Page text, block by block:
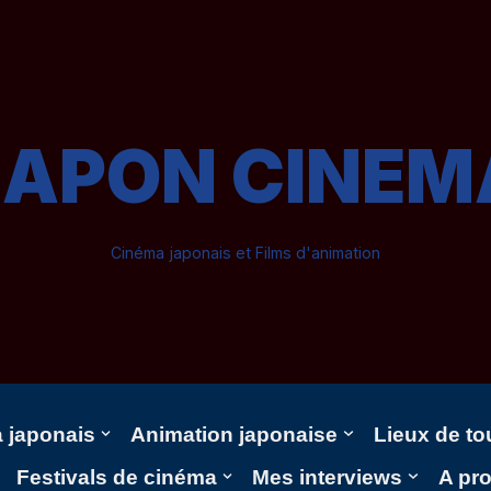
Cinéma japonais et Films d'animation
japonais Animation japonaise
Lieux de
Festivals de cinéma Mes interviews A